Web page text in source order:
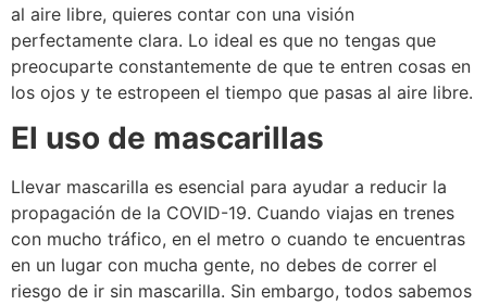
al aire libre, quieres contar con una visión
perfectamente clara. Lo ideal es que no tengas que
preocuparte constantemente de que te entren cosas en
los ojos y te estropeen el tiempo que pasas al aire libre.
El uso de mascarillas
Llevar mascarilla es esencial para ayudar a reducir la
propagación de la COVID-19. Cuando viajas en trenes
con mucho tráfico, en el metro o cuando te encuentras
en un lugar con mucha gente, no debes de correr el
riesgo de ir sin mascarilla. Sin embargo, todos sabemos